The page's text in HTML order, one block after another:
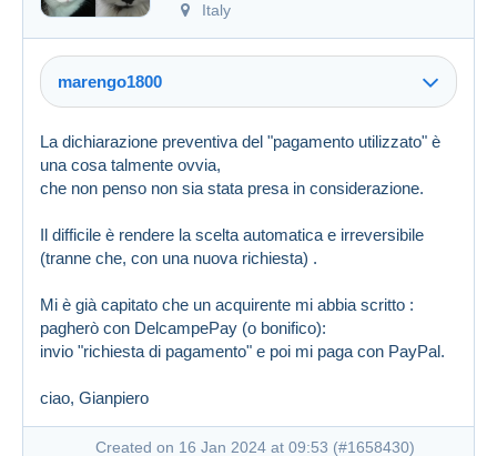
Italy
marengo1800
La dichiarazione preventiva del "pagamento utilizzato" è
una cosa talmente ovvia,
che non penso non sia stata presa in considerazione.
Il difficile è rendere la scelta automatica e irreversibile
(tranne che, con una nuova richiesta) .
Mi è già capitato che un acquirente mi abbia scritto :
pagherò con DelcampePay (o bonifico):
invio "richiesta di pagamento" e poi mi paga con PayPal.
ciao, Gianpiero
Created on 16 Jan 2024 at 09:53 (#1658430)